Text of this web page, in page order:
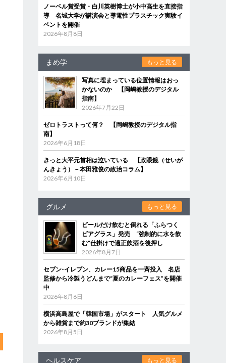
ノーベル賞受賞・白川英樹博士が小中高生を直接指
導 名城大学が講演会と導電性プラスチック実験イ
ベントを開催
2026年8月8日
まめ学 もっと見る
写真に埋まっている位置情報はおっ
かないのか 【岡嶋教授のデジタル
指南】
2026年7月22日
ゼロトラストって何？ 【岡嶋教授のデジタル指
南】
2026年6月18日
きっと大平元首相は泣いている 【政眼鏡（せいが
んきょう）－本田雅俊の政治コラム】
2026年6月10日
グルメ もっと見る
ビールだけ飲むと倒れる「ふらつく
ビアグラス」発売 “強制的に水を飲
む”仕掛けで適正飲酒を後押し
2026年8月7日
セブン‐イレブン、カレー15商品を一斉投入 名店
監修から冷製うどんまで“夏のカレーフェス”を開催
中
2026年8月6日
横浜高島屋で「韓国市場」がスタート 人気グルメ
から雑貨まで約30ブランドが集結
2026年8月5日
ヘルスケア もっと見る